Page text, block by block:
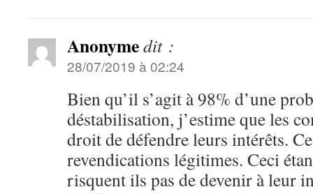
Anonymedit :
28/07/2019 à 02:24
Bien qu’il s’agit à 98% d’une
déstabilisation, j’estime que les
droit de défendre leurs intérêts.
revendications légitimes. Ceci
risquent ils pas de devenir à leur